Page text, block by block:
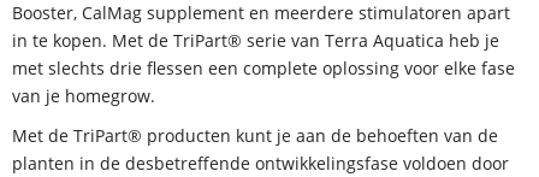
Booster, CalMag supplement en meerdere stimulatoren apart
in te kopen. Met de TriPart® serie van Terra Aquatica heb je
met slechts drie flessen een complete oplossing voor elke fase
van je homegrow.
Met de TriPart® producten kunt je aan de behoeften van de
planten in de desbetreffende ontwikkelingsfase voldoen door